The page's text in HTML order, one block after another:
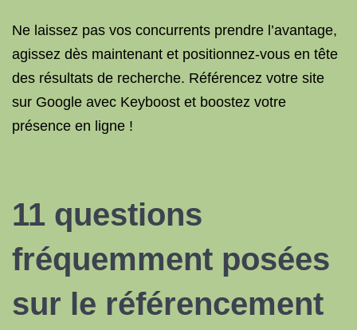
Ne laissez pas vos concurrents prendre l’avantage,
agissez dès maintenant et positionnez-vous en tête
des résultats de recherche. Référencez votre site
sur Google avec Keyboost et boostez votre
présence en ligne !
11 questions
fréquemment posées
sur le référencement